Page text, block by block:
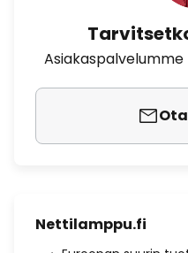
Nettilamppu.fi